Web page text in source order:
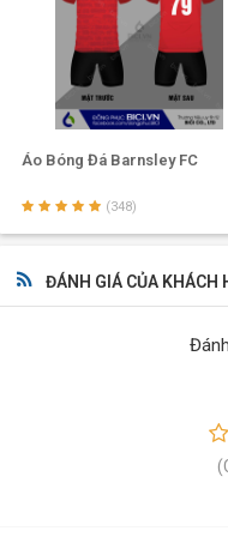
muốn, chúng tôi sẽ tạo
nhất cho bạn.
Áo Bóng Đá Barnsley FC
(348)
ĐÁNH GIÁ CỦA KHÁCH